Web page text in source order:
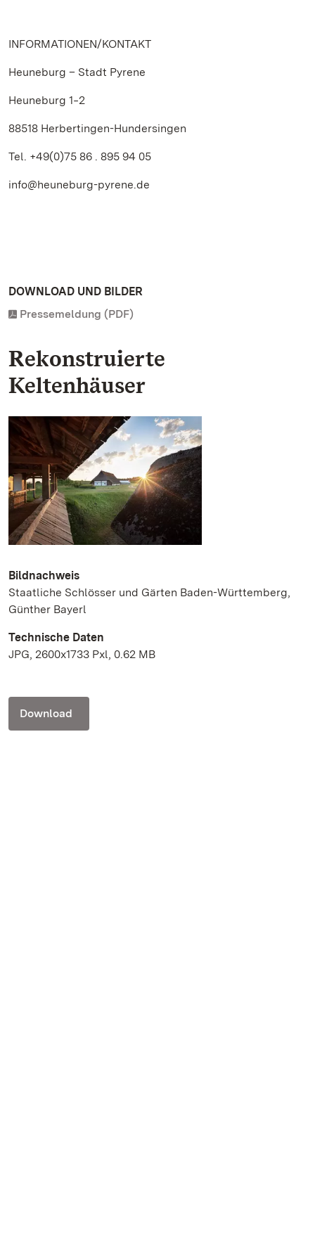
INFORMATIONEN/KONTAKT
Heuneburg – Stadt Pyrene
Heuneburg 1‒2
88518 Herbertingen-Hundersingen
Tel. +49(0)75 86 . 895 94 05
info@heuneburg-pyrene.de
DOWNLOAD UND BILDER
Pressemeldung (PDF)
Rekonstruierte
Keltenhäuser
Bildnachweis
Staatliche Schlösser und Gärten Baden-Württemberg,
Günther Bayerl
Technische Daten
JPG, 2600x1733 Pxl, 0.62 MB
Download